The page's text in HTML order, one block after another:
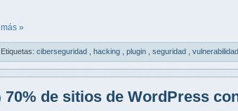
»
Etiquetas: ciberseguridad hacking plugin seguridad vulnerabilidad
70% de sitios de WordPress